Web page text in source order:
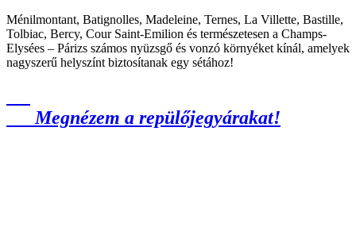
Ménilmontant, Batignolles, Madeleine, Ternes, La Villette, Bastille,
Tolbiac, Bercy, Cour Saint-Emilion és természetesen a Champs-
Elysées – Párizs számos nyüzsgő és vonzó környéket kínál, amelyek
nagyszerű helyszínt biztosítanak egy sétához!
Megnézem a repülőjegyárakat!